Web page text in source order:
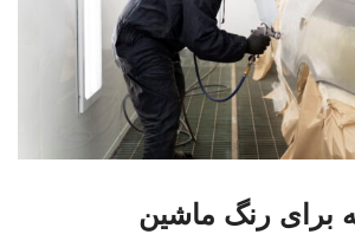
برای رنگ ماشین